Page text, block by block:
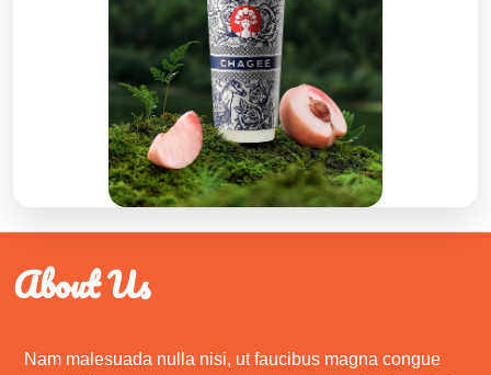
About Us
Nam malesuada nulla nisi, ut faucibus magna congue